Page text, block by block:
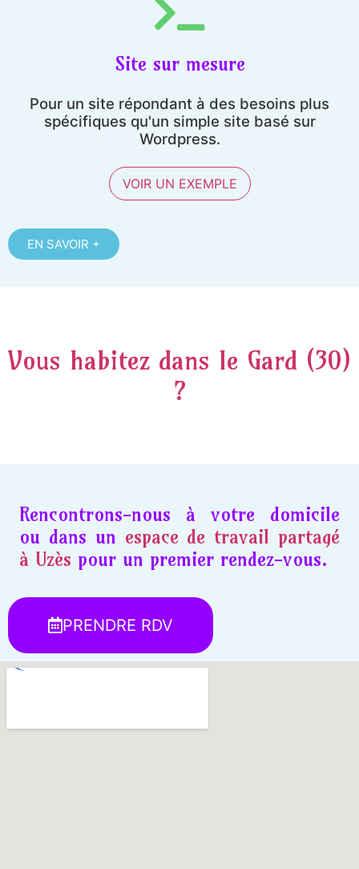
Site sur mesure
Pour un site répondant à des besoins plus
spécifiques qu'un simple site basé sur
Wordpress.
VOIR UN EXEMPLE
EN SAVOIR +
Vous habitez dans le Gard (30)
?
Rencontrons-nous à votre domicile
ou dans un espace de travail partagé
à Uzès pour un premier rendez-vous.
PRENDRE RDV